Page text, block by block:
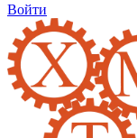
Войти